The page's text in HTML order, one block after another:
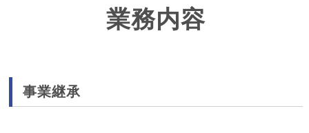
業務内容
事業継承